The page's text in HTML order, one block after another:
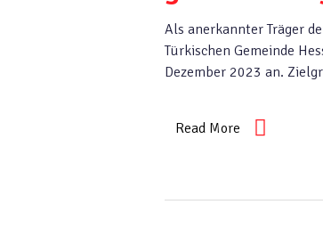
Als anerkannter Träger
Türkischen Gemeinde
Dezember 2023 an.
Read More